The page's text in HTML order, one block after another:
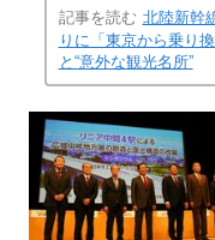
記事を読む 北陸新幹
りに「東京から乗り
と“意外な観光名所”